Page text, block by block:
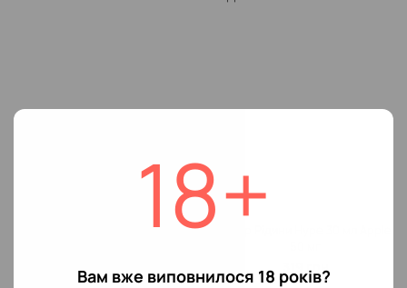
18+
Вам вже виповнилося 18 років?
Набір Рідини Hype 30 мл Orbit
319 грн